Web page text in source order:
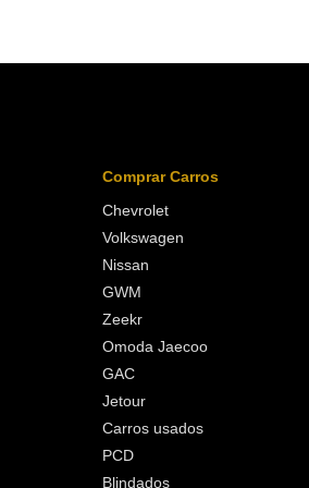
Comprar Carros
Chevrolet
Volkswagen
Nissan
GWM
Zeekr
Omoda Jaecoo
GAC
Jetour
Carros usados
PCD
Blindados